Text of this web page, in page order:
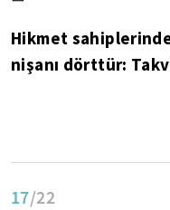
Hikmet
nişanı dörttür:
17/22